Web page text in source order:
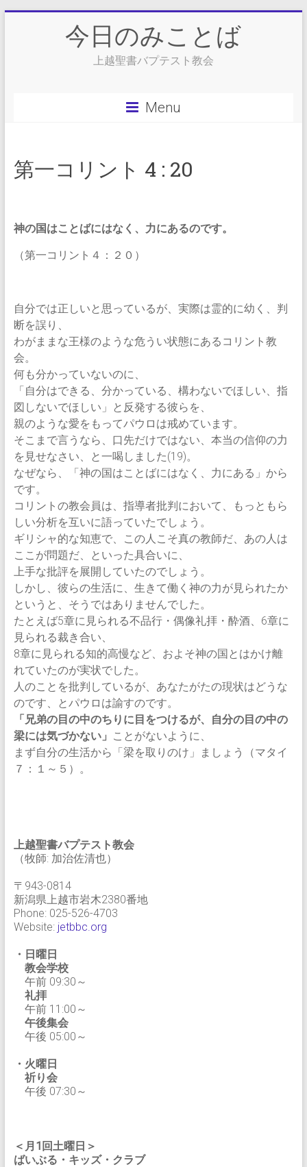
今日のみことば
上越聖書バプテスト教会
Menu
第一コリント 4 : 20
神の国はことばにはなく、力にあるのです。
（第一コリント４：２０）
自分では正しいと思っているが、実際は霊的に幼く、判
断を誤り、
わがままな王様のような危うい状態にあるコリント教
会。
何も分かっていないのに、
「自分はできる、分かっている、構わないでほしい、指
図しないでほしい」と反発する彼らを、
親のような愛をもってパウロは戒めています。
そこまで言うなら、口先だけではない、本当の信仰の力
を見せなさい、と一喝しました(19)。
なぜなら、「神の国はことばにはなく、力にある」から
です。
コリントの教会員は、指導者批判において、もっともら
しい分析を互いに語っていたでしょう。
ギリシャ的な知恵で、この人こそ真の教師だ、あの人は
ここが問題だ、といった具合いに、
上手な批評を展開していたのでしょう。
しかし、彼らの生活に、生きて働く神の力が見られたか
というと、そうではありませんでした。
たとえば5章に見られる不品行・偶像礼拝・酔酒、6章に
見られる裁き合い、
8章に見られる知的高慢など、およそ神の国とはかけ離
れていたのが実状でした。
人のことを批判しているが、あなたがたの現状はどうな
のです、とパウロは諭すのです。
「兄弟の目の中のちりに目をつけるが、自分の目の中の
梁には気づかない」 ことがないように、
まず自分の生活から「梁を取りのけ」ましょう（マタイ
７：１～５）。
上越聖書バプテスト教会
（牧師: 加治佐清也）
〒943-0814
新潟県上越市岩木2380番地
Phone: 025-526-4703
Website: jetbbc.org
・日曜日
教会学校
午前 09:30～
礼拝
午前 11:00～
午後集会
午後 05:00～
・火曜日
祈り会
午後 07:30～
＜月1回土曜日＞
ばいぶる・キッズ・クラブ